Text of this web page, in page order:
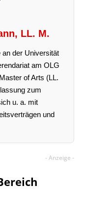
LL. M.
der Universität
am OLG
of Arts (LL.
zum
u. a. mit
und